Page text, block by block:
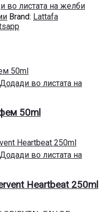
во листата на желби
Brand: Lattafa
Додади во листата на
50ml
Додади во листата на
Heartbeat 250ml